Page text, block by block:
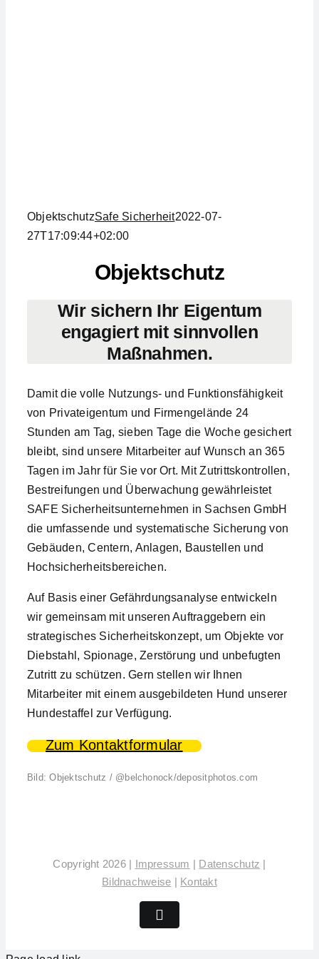
ObjektschutzSafe Sicherheit2022-07-
27T17:09:44+02:00
Objektschutz
Wir sichern Ihr Eigentum
engagiert mit sinnvollen
Maßnahmen.
Damit die volle Nutzungs- und Funktionsfähigkeit
von Privateigentum und Firmengelände 24
Stunden am Tag, sieben Tage die Woche gesichert
bleibt, sind unsere Mitarbeiter auf Wunsch an 365
Tagen im Jahr für Sie vor Ort. Mit Zutrittskontrollen,
Bestreifungen und Überwachung gewährleistet
SAFE Sicherheitsunternehmen in Sachsen GmbH
die umfassende und systematische Sicherung von
Gebäuden, Centern, Anlagen, Baustellen und
Hochsicherheitsbereichen.
Auf Basis einer Gefährdungsanalyse entwickeln
wir gemeinsam mit unseren Auftraggebern ein
strategisches Sicherheitskonzept, um Objekte vor
Diebstahl, Spionage, Zerstörung und unbefugten
Zutritt zu schützen. Gern stellen wir Ihnen
Mitarbeiter mit einem ausgebildeten Hund unserer
Hundestaffel zur Verfügung.
Zum Kontaktformular
Bild: Objektschutz / @belchonock/depositphotos.com
Copyright 2026 | Impressum | Datenschutz |
Bildnachweise | Kontakt
Facebook